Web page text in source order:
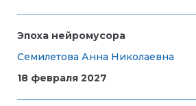
Эпоха нейромусора
Семилетова Анна Николаевна
18 февраля 2027